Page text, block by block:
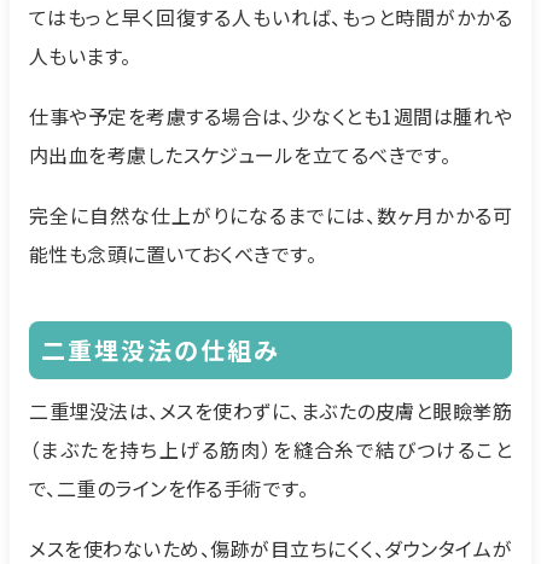
てはもっと早く回復する人もいれば、もっと時間がかかる
人もいます。
仕事や予定を考慮する場合は、少なくとも1週間は腫れや
内出血を考慮したスケジュールを立てるべきです。
完全に自然な仕上がりになるまでには、数ヶ月かかる可
能性も念頭に置いておくべきです。
二重埋没法の仕組み
二重埋没法は、メスを使わずに、まぶたの皮膚と眼瞼挙筋
（まぶたを持ち上げる筋肉）を縫合糸で結びつけること
で、二重のラインを作る手術です。
メスを使わないため、傷跡が目立ちにくく、ダウンタイムが